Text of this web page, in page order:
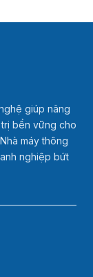
giúp nâng
bền vững cho
máy thông
nghiệp bứt